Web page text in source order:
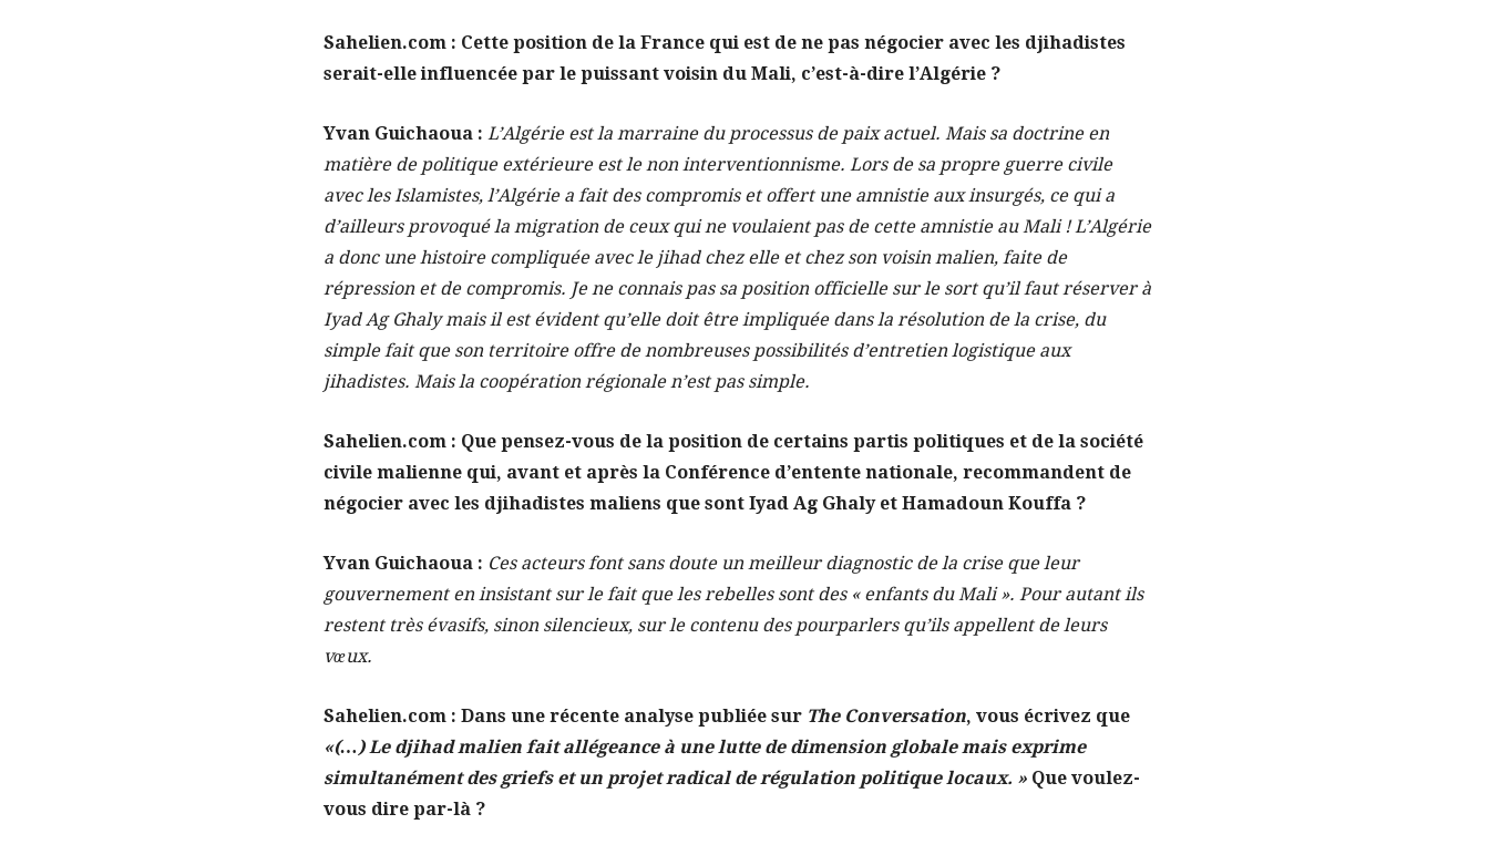
Sahelien.com : Cette position de la France qui est de ne pas négocier avec les djihadistes
serait-elle influencée par le puissant voisin du Mali, c’est-à-dire l’Algérie ?
Yvan Guichaoua : L’Algérie est la marraine du processus de paix actuel. Mais sa doctrine en
matière de politique extérieure est le non interventionnisme. Lors de sa propre guerre civile
avec les Islamistes, l’Algérie a fait des compromis et offert une amnistie aux insurgés, ce qui a
d’ailleurs provoqué la migration de ceux qui ne voulaient pas de cette amnistie au Mali ! L’Algérie
a donc une histoire compliquée avec le jihad chez elle et chez son voisin malien, faite de
répression et de compromis. Je ne connais pas sa position officielle sur le sort qu’il faut réserver à
Iyad Ag Ghaly mais il est évident qu’elle doit être impliquée dans la résolution de la crise, du
simple fait que son territoire offre de nombreuses possibilités d’entretien logistique aux
jihadistes. Mais la coopération régionale n’est pas simple.
Sahelien.com : Que pensez-vous de la position de certains partis politiques et de la société
civile malienne qui, avant et après la Conférence d’entente nationale, recommandent de
négocier avec les djihadistes maliens que sont Iyad Ag Ghaly et Hamadoun Kouffa ?
Yvan Guichaoua : Ces acteurs font sans doute un meilleur diagnostic de la crise que leur
gouvernement en insistant sur le fait que les rebelles sont des « enfants du Mali ». Pour autant ils
restent très évasifs, sinon silencieux, sur le contenu des pourparlers qu’ils appellent de leurs
vœux.
Sahelien.com : Dans une récente analyse publiée sur The Conversation, vous écrivez que
«(…) Le djihad malien fait allégeance à une lutte de dimension globale mais exprime
simultanément des griefs et un projet radical de régulation politique locaux. » Que voulez-
vous dire par-là ?